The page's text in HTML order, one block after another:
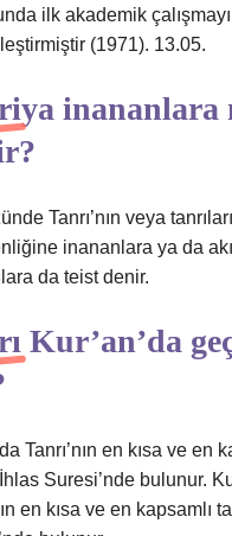
ilk akademik çalışmayı
(1971). 13.05.
inananlara
Tanrı’nın veya
inananlara ya da
da teist denir.
Kur’an’da
Tanrı’nın en kısa ve en
İhlas Suresi’nde bulunur.
en kısa ve en kapsamlı